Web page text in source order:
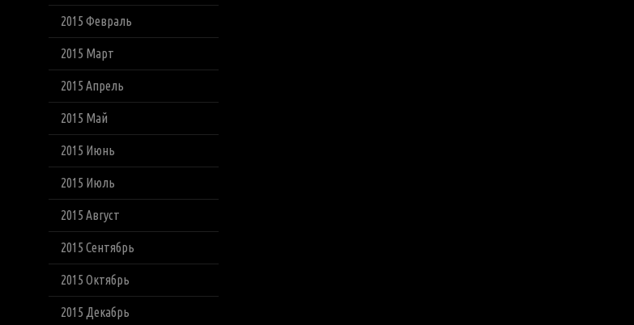
2015 Февраль
2015 Март
2015 Апрель
2015 Май
2015 Июнь
2015 Июль
2015 Август
2015 Сентябрь
2015 Октябрь
2015 Декабрь